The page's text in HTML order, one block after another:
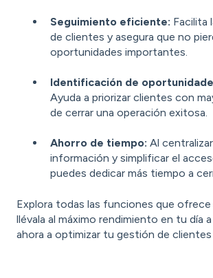
Seguimiento eficiente: Facilita
de clientes y asegura que no
oportunidades importantes.
Identificación de
Ayuda a priorizar clientes con
de cerrar una operación exitosa.
Ahorro de tiempo: Al
información y simplificar el
puedes dedicar más tiempo a
Explora todas las funciones que
llévala al máximo rendimiento en tu día a
ahora a optimizar tu gestión de